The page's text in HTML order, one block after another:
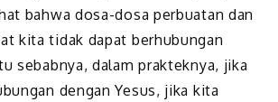
bahwa dosa-dosa perbuatan dan
kita tidak dapat berhubungan
sebabnya, dalam prakteknya, jika
dengan Yesus, jika kita